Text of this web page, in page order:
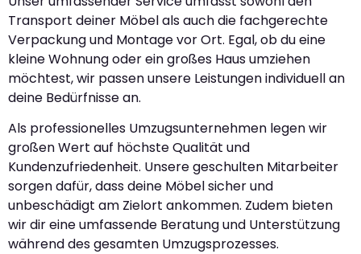
Transport deiner Möbel als auch die fachgerechte
Verpackung und Montage vor Ort. Egal, ob du eine
kleine Wohnung oder ein großes Haus umziehen
möchtest, wir passen unsere Leistungen individuell an
deine Bedürfnisse an.
Als professionelles Umzugsunternehmen legen wir
großen Wert auf höchste Qualität und
Kundenzufriedenheit. Unsere geschulten Mitarbeiter
sorgen dafür, dass deine Möbel sicher und
unbeschädigt am Zielort ankommen. Zudem bieten
wir dir eine umfassende Beratung und Unterstützung
während des gesamten Umzugsprozesses.